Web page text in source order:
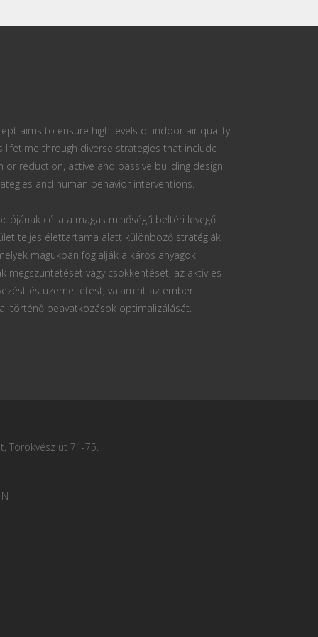
aims to ensure high levels of indoor air quality
lifetime through diverse strategies that include
or reduction, active and passive building design
and human behavior interventions.
célja a magas minőségű beltéri levegő
teljes élettartama alatt különböző stratégiák
magukban foglalják a káros anyagok
megszüntetését vagy csökkentését, az aktív és
és üzemeltetést, valamint az emberi
történő beavatkozások optimalizálását.
Törökvész út 71-75.